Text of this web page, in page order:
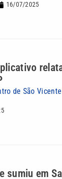
16/07/2025
de São
sumiu em